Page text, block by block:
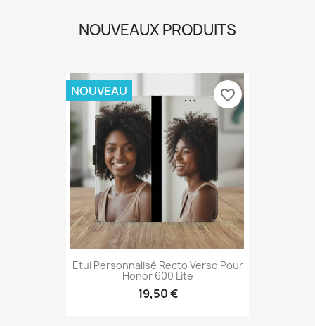
NOUVEAUX PRODUITS
Etui Personnalisé Recto Verso Pour
Honor 600 Lite
19,50 €
NOUVEAU favorite_border